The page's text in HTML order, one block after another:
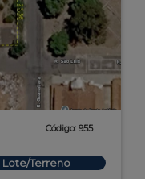
Código: 955
Lote/Terreno